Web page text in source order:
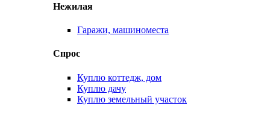
Нежилая
Гаражи, машиноместа
Спрос
Куплю коттедж, дом
Куплю дачу
Куплю земельный участок